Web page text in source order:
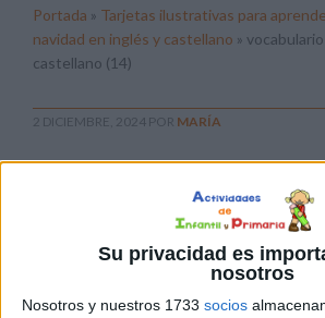
Su privacidad es
nosotros
Nosotros y nuestros 1733 socios
Portada » Tarjetas ilustrativas para
navidad en inglés y castellano »
castellano (14)
2 DICIEMBRE, 2024 POR MARÍA
castellano (14)
Pulsa sobre el enlace para